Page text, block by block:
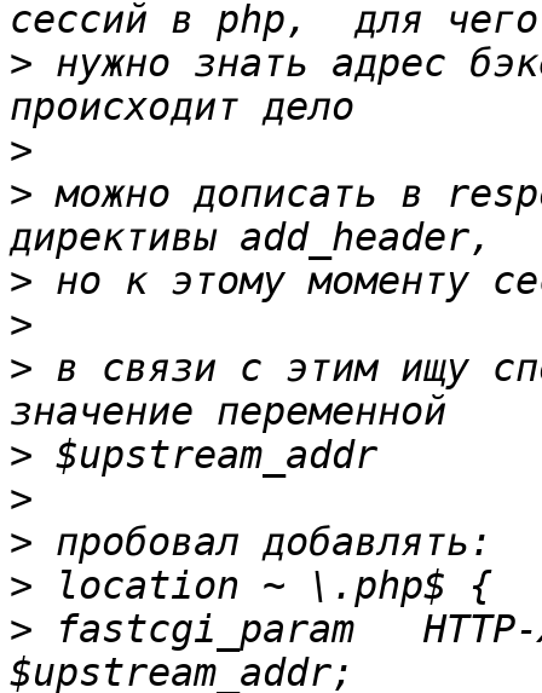
> нужно знать адрес
>
> можно дописать в
>
>
> в связи с этим ищу
>
>
>
>
> fastcgi_param   HTTP-